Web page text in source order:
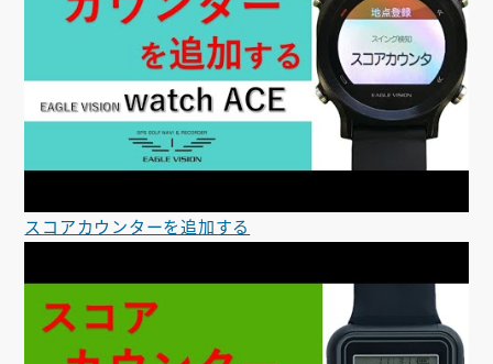
スコアカウンターを追加する